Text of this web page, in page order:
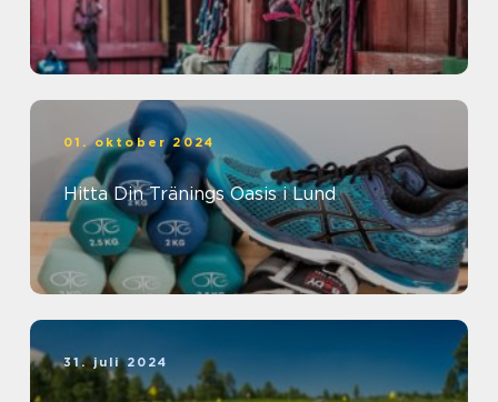
01. oktober 2024
Hitta Din Tränings Oasis i Lund
31. juli 2024